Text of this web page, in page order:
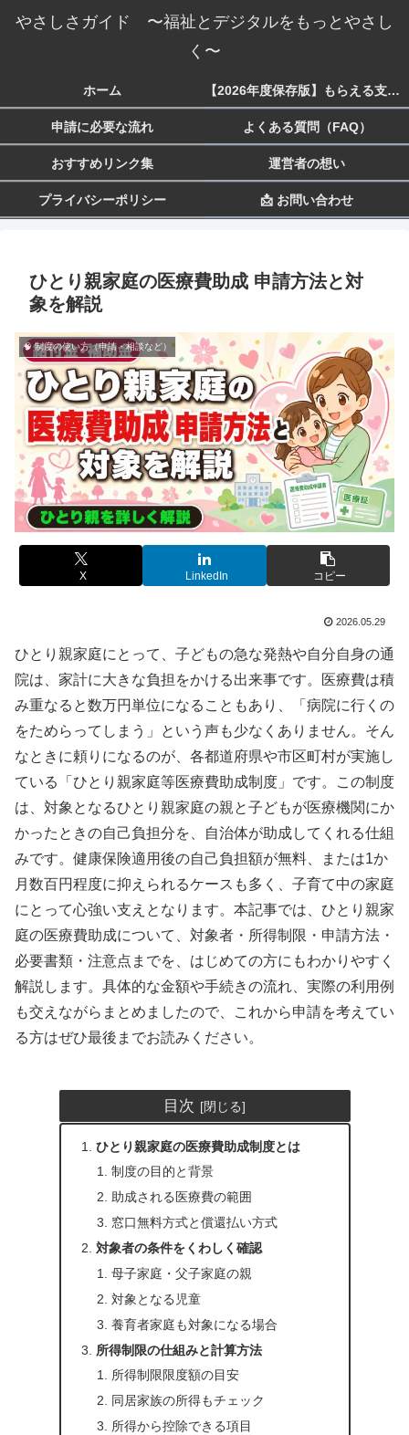
やさしさガイド 〜福祉とデジタルをもっとやさし
く〜
ホーム 【2026年度保存版】もらえる支援一覧 生活・子育て・障害・就労まで
申請に必要な流れ よくある質問（FAQ）
おすすめリンク集 運営者の想い
プライバシーポリシー 📩 お問い合わせ
ひとり親家庭の医療費助成 申請方法と対
象を解説
🧠 制度の使い方（申請・相談など）
X LinkedIn コピー
2026.05.29
ひとり親家庭にとって、子どもの急な発熱や自分自身の通
院は、家計に大きな負担をかける出来事です。医療費は積
み重なると数万円単位になることもあり、「病院に行くの
をためらってしまう」という声も少なくありません。そん
なときに頼りになるのが、各都道府県や市区町村が実施し
ている「ひとり親家庭等医療費助成制度」です。この制度
は、対象となるひとり親家庭の親と子どもが医療機関にか
かったときの自己負担分を、自治体が助成してくれる仕組
みです。健康保険適用後の自己負担額が無料、または1か
月数百円程度に抑えられるケースも多く、子育て中の家庭
にとって心強い支えとなります。本記事では、ひとり親家
庭の医療費助成について、対象者・所得制限・申請方法・
必要書類・注意点までを、はじめての方にもわかりやすく
解説します。具体的な金額や手続きの流れ、実際の利用例
も交えながらまとめましたので、これから申請を考えてい
る方はぜひ最後までお読みください。
目次
ひとり親家庭の医療費助成制度とは
制度の目的と背景
助成される医療費の範囲
窓口無料方式と償還払い方式
対象者の条件をくわしく確認
母子家庭・父子家庭の親
対象となる児童
養育者家庭も対象になる場合
所得制限の仕組みと計算方法
所得制限限度額の目安
同居家族の所得もチェック
所得から控除できる項目